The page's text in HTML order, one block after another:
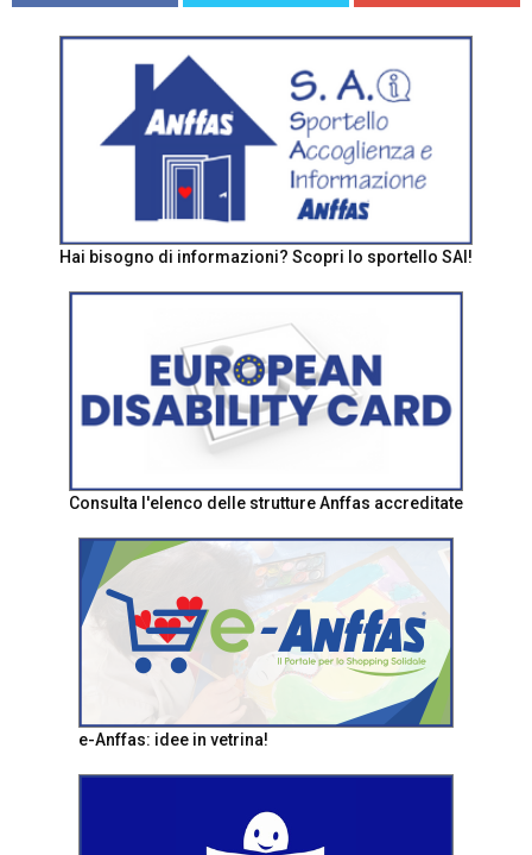
Hai bisogno di informazioni? Scopri lo sportello SAI!
Consulta l'elenco delle strutture Anffas accreditate
e-Anffas: idee in vetrina!